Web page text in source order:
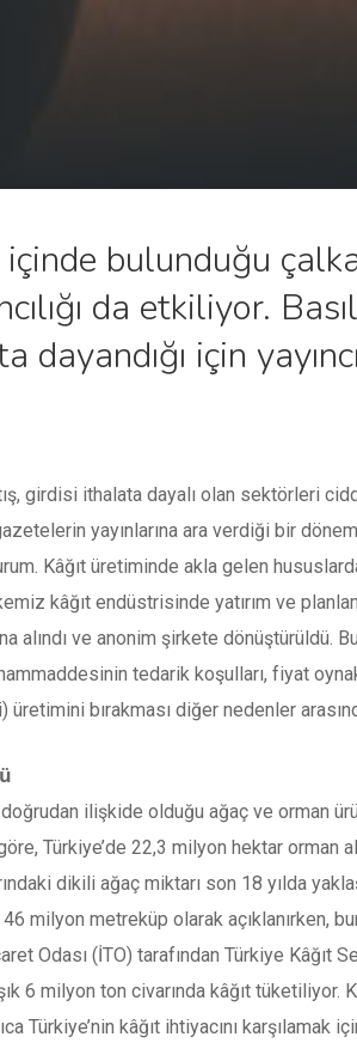
bulunduğu
da etkiliyor.
dayandığı için
girdisi ithalata dayalı olan sektörleri
yayınlarına ara verdiği bir
Kâğıt üretiminde akla gelen
kâğıt endüstrisinde yatırım ve
alındı ve anonim şirkete dönüştürüldü.
tedarik koşulları, fiyat
bırakması diğer nedenler
ilişkide olduğu ağaç ve orman
Türkiye’de 22,3 milyon hektar orman
dikili ağaç miktarı son 18 yılda
46 milyon metreküp olarak açıklanırken,
Odası (İTO) tarafından Türkiye Kâğıt
6 milyon ton civarında kâğıt
Türkiye’nin kâğıt ihtiyacını karşılamak